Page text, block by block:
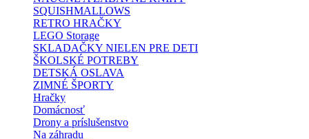
SQUISHMALLOWS
RETRO HRAČKY
LEGO Storage
SKLADAČKY NIELEN PRE DETI
ŠKOLSKÉ POTREBY
DETSKÁ OSLAVA
ZIMNÉ ŠPORTY
Hračky
Domácnosť
Drony a príslušenstvo
Na záhradu